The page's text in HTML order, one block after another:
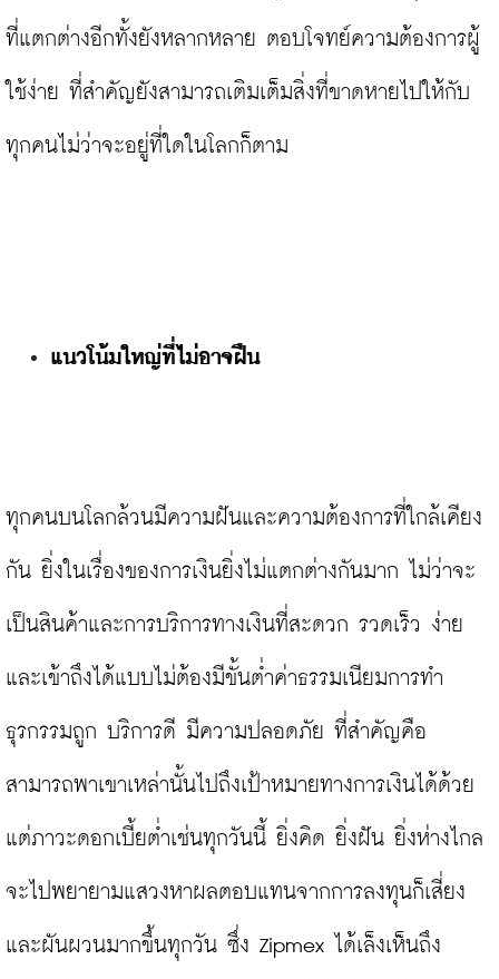
ที่แตกต่างอีกทั้งยังหลากหลาย ตอบโจทย์ความต้องการผู้
ใช้ง่าย ที่สำคัญยังสามารถเติมเต็มสิ่งที่ขาดหายไปให้กับ
ทุกคนไม่ว่าจะอยู่ที่ใดในโลกก็ตาม
แนวโน้มใหญ่ที่ไม่อาจฝืน
ทุกคนบนโลกล้วนมีความฝันและความต้องการที่ใกล้เคียง
กัน ยิ่งในเรื่องของการเงินยิ่งไม่แตกต่างกันมาก ไม่ว่าจะ
เป็นสินค้าและการบริการทางเงินที่สะดวก รวดเร็ว ง่าย
และเข้าถึงได้แบบไม่ต้องมีขั้นต่ำค่าธรรมเนียมการทำ
ธุรกรรมถูก บริการดี มีความปลอดภัย ที่สำคัญคือ
สามารถพาเขาเหล่านั้นไปถึงเป้าหมายทางการเงินได้ด้วย
แต่ภาวะดอกเบี้ยต่ำเช่นทุกวันนี้ ยิ่งคิด ยิ่งฝัน ยิ่งห่างไกล
จะไปพยายามแสวงหาผลตอบแทนจากการลงทุนก็เสี่ยง
และผันผวนมากขึ้นทุกวัน ซึ่ง Zipmex ได้เล็งเห็นถึง